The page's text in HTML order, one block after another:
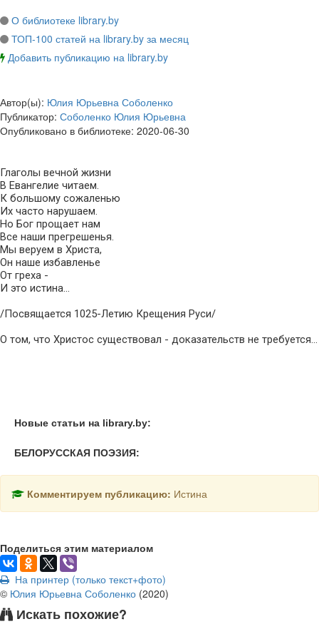
О библиотеке library.by
ТОП-100 статей на library.by за месяц
Добавить публикацию на library.by
Автор(ы): Юлия Юрьевна Соболенко
Публикатор: Соболенко Юлия Юрьевна
Опубликовано в библиотеке: 2020-06-30
Глаголы вечной жизни
В Евангелие читаем.
К большому сожаленью
Их часто нарушаем.
Но Бог прощает нам
Все наши прегрешенья.
Мы веруем в Христа,
Он наше избавленье
От греха -
И это истина...
/Посвящается 1025-Летию Крещения Руси/
О том, что Христос существовал - доказательств не требуется...
Новые статьи на library.by:
БЕЛОРУССКАЯ ПОЭЗИЯ:
Комментируем публикацию: Истина
Поделиться этим материалом
На принтер (только текст+фото)
© Юлия Юрьевна Соболенко (2020)
Искать похожие?